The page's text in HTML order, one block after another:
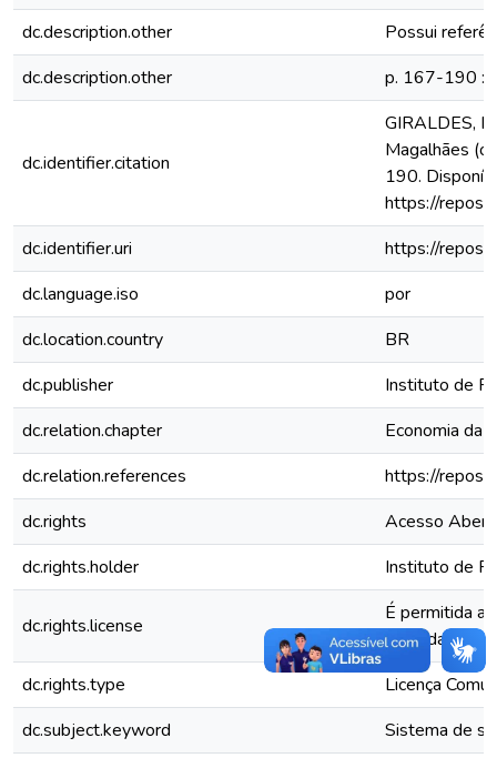
dc.description.other
Possui
dc.description.other
p. 167-190 :
dc.identifier.citation
GIRALDES,
Magalhães
190.
https://
dc.identifier.uri
https://
dc.language.iso
por
dc.location.country
BR
dc.publisher
Instituto de
dc.relation.chapter
Economia da
dc.relation.references
https://
dc.rights
Acesso
dc.rights.holder
Instituto de
dc.rights.license
É permitida a
proibidas.
dc.rights.type
Licença
dc.subject.keyword
Sistema de